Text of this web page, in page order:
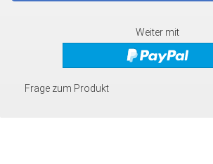
Weiter mit
Frage zum Produkt